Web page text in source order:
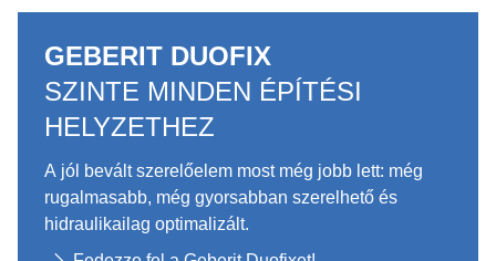
GEBERIT DUOFIX
SZINTE MINDEN ÉPÍTÉSI
HELYZETHEZ
A jól bevált szerelőelem most még jobb lett: még
rugalmasabb, még gyorsabban szerelhető és
hidraulikailag optimalizált.